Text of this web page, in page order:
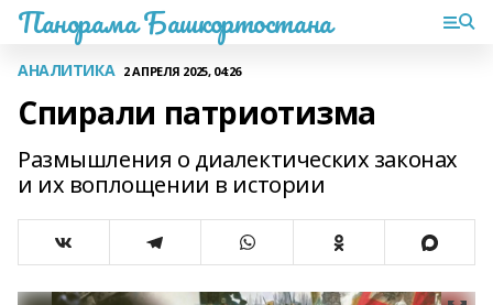
Панорама Башкортостана
АНАЛИТИКА 2 АПРЕЛЯ 2025, 04:26
Спирали патриотизма
Размышления о диалектических законах
и их воплощении в истории